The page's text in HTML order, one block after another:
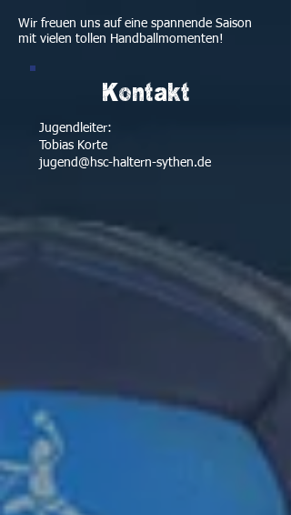
Wir freuen uns auf eine spannende Saison
mit vielen tollen Handballmomenten!
Kontakt
Jugendleiter:
Tobias Korte
jugend@hsc-haltern-sythen.de